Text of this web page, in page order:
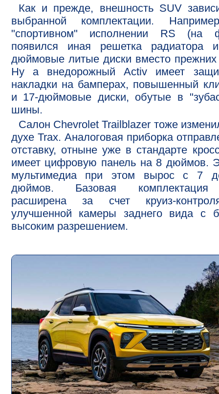
Как и прежде, внешность SUV
выбранной комплектации.
"спортивном" исполнении RS (на
появился иная решетка радиатора
дюймовые литые диски вместо
Ну а внедорожный Activ имеет
накладки на бамперах, повышенный
и 17-дюймовые диски, обутые в
шины.
Салон Chevrolet Trailblazer тоже
духе Trax. Аналоговая приборка
отставку, отныне уже в стандарте
имеет цифровую панель на 8 дюймов.
мультимедиа при этом вырос с 7
дюймов. Базовая
расширена за счет круиз-
улучшенной камеры заднего вида с
высоким разрешением.